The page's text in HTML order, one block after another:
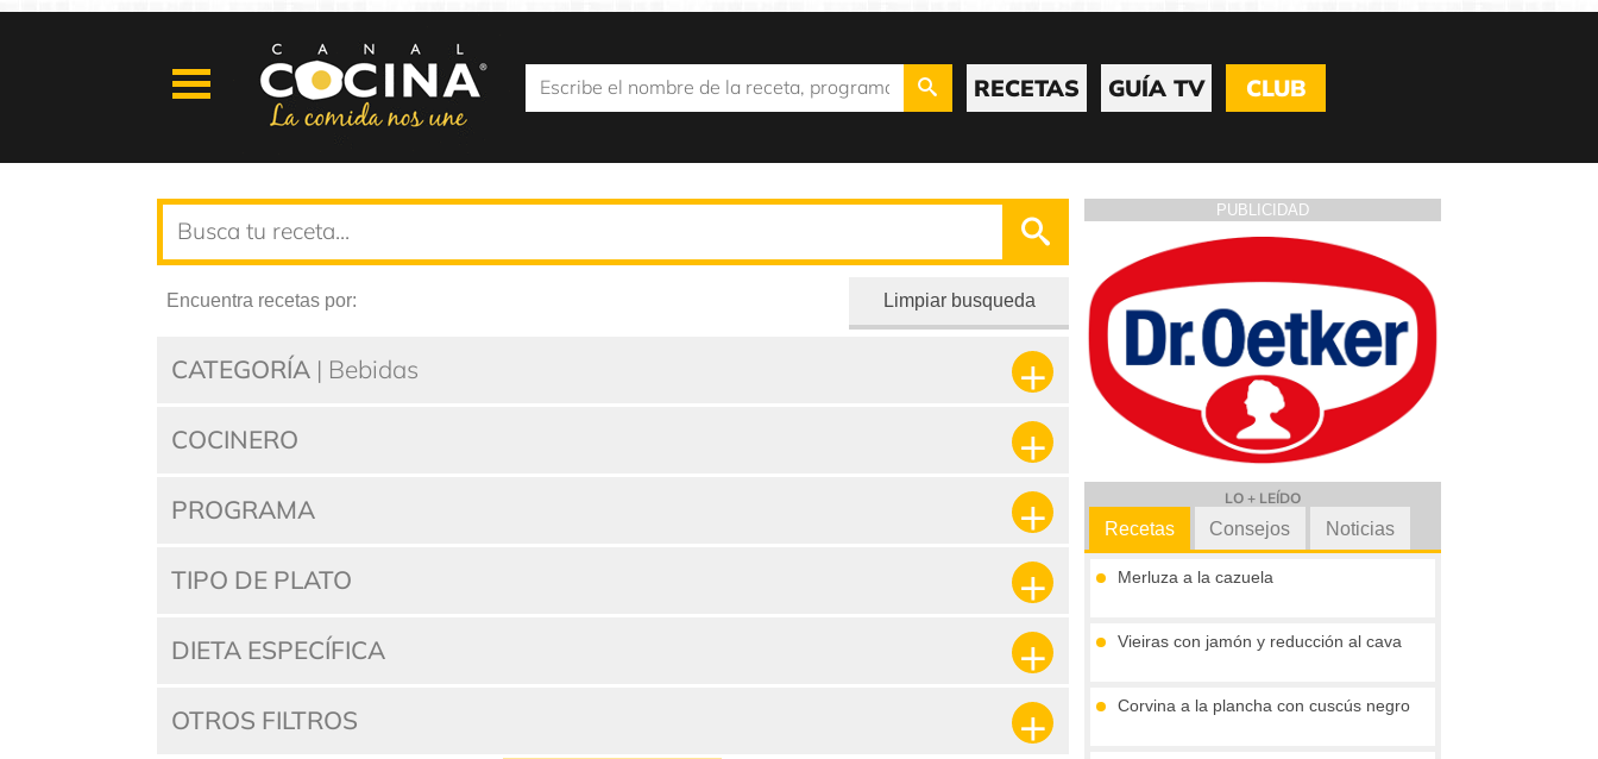
RECETAS GUÍA TV CLUB
Encuentra recetas por: Limpiar busqueda
CATEGORÍA | Bebidas
COCINERO
PROGRAMA
TIPO DE PLATO
DIETA ESPECÍFICA
OTROS FILTROS
PUBLICIDAD
LO + LEÍDO
Recetas
Merluza a la cazuela
Vieiras con jamón y reducción al cava
Corvina a la plancha con cuscús negro
Consejos Noticias